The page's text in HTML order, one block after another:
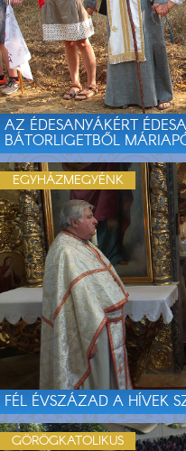
AZ ÉDESANYÁKÉRT
BÁTORLIGETBŐL
FÉL ÉVSZÁZAD A HÍVEK
EGYHÁZMEGYÉNK
GÖRÖGKATOLIKUS